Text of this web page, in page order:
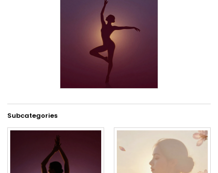
Subcategories